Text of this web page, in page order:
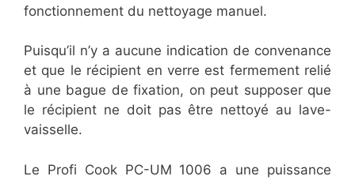
fonctionnement du nettoyage manuel.
Puisqu’il n’y a aucune indication de convenance
et que le récipient en verre est fermement relié
à une bague de fixation, on peut supposer que
le récipient ne doit pas être nettoyé au lave-
vaisselle.
Le Profi Cook PC-UM 1006 a une puissance